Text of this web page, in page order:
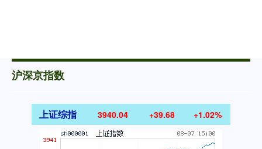
沪深京指数
上证综指 3940.04 +39.68 +1.02%